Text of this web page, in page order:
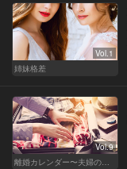
Vol.1
姉妹格差
Vol.9
離婚カレンダー〜夫婦の正しい終わり方〜